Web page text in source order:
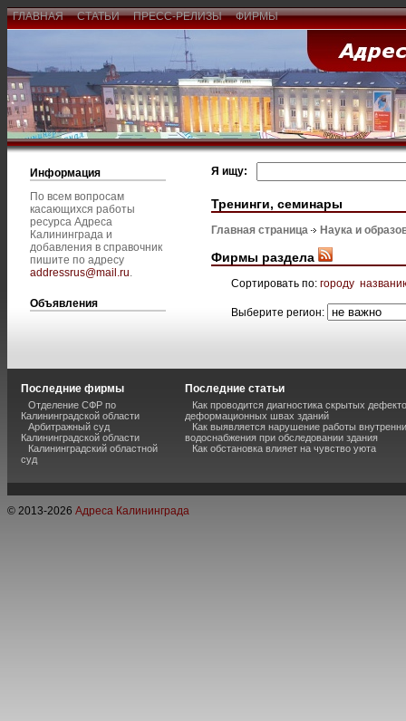
ГЛАВНАЯ СТАТЬИ ПРЕСС-РЕЛИЗЫ ФИРМЫ
Информация
По всем вопросам
касающихся работы
ресурса Адреса
Калининграда и
добавления в справочник
пишите по адресу
addressrus@mail.ru.
Объявления
Я ищу:
Тренинги, семинары
Главная страница Наука и
Фирмы раздела
Сортировать по: городу
Выберите регион:
Последние фирмы
Отделение СФР по
Калининградской области
Арбитражный суд
Калининградской области
Калининградский областной
суд
Последние статьи
Как проводится диагностика скрытых
деформационных швах зданий
Как выявляется нарушение работы
водоснабжения при обследовании здания
Как обстановка влияет на чувство уюта
© 2013-2026 Адреса Калининграда